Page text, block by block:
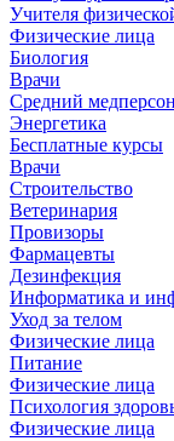
Учителя
Физические лица
Биология
Врачи
Средний
Энергетика
Бесплатные курсы
Врачи
Строительство
Ветеринария
Провизоры
Фармацевты
Дезинфекция
Информатика и
Уход за телом
Физические лица
Питание
Физические лица
Психология
Физические лица